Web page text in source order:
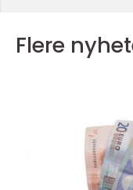
Flere